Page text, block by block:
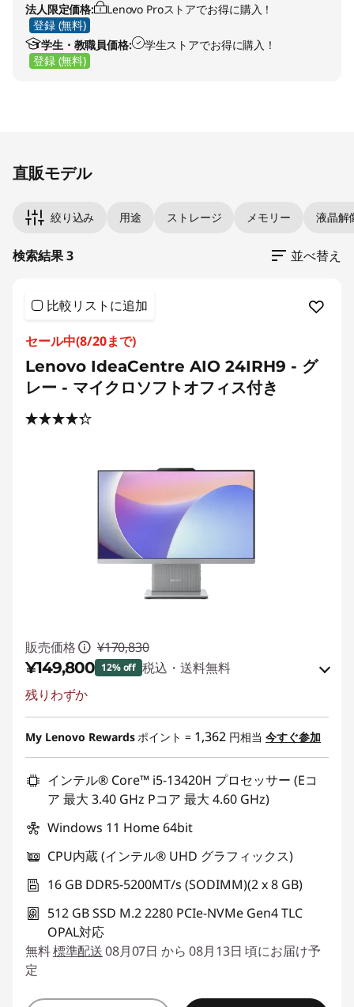
法人限定価格:
Lenovo Proストアでお得に購入！
登録 (無料)
学生・教職員価格:
学生ストアでお得に購入！
登録 (無料)
直販モデル
絞り込み 用途 ストレージ メモリー 液晶解
検索結果 3 並べ替え
比較リストに追加
セール中(8/20まで)
Lenovo IdeaCentre AIO 24IRH9 - グ
レー - マイクロソフトオフィス付き
販売価格 ¥170,830
¥149,800 12% off 税込・送料無料
Eクーポン割引 :
Eクーポンコード :C2WEEKSALE
残りわずか
My Lenovo Rewards ポイント = 1,362 円相当 今すぐ参加
インテル® Core™ i5-13420H プロセッサー (Eコ
ア 最大 3.40 GHz Pコア 最大 4.60 GHz)
Windows 11 Home 64bit
CPU内蔵 (インテル® UHD グラフィックス)
16 GB DDR5-5200MT/s (SODIMM)(2 x 8 GB)
512 GB SSD M.2 2280 PCIe-NVMe Gen4 TLC
OPAL対応
無料標準配送08月07日 から 08月13日 頃にお届け予
定